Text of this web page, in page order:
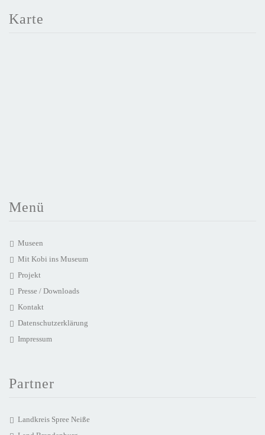
Karte
Menü
Museen
Mit Kobi ins Museum
Projekt
Presse / Downloads
Kontakt
Datenschutzerklärung
Impressum
Partner
Landkreis Spree Neiße